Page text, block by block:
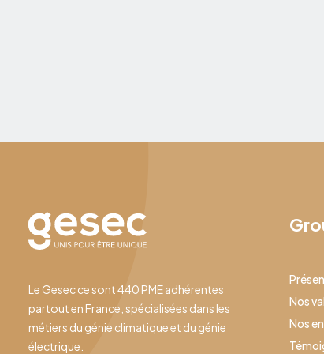
Le Gesec ce sont 440 PME adhérentes
partout en France, spécialisées dans les
métiers du génie climatique et du génie
électrique.
Nos
Nos